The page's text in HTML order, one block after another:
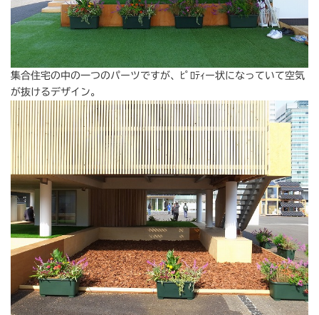
集合住宅の中の一つのパーツですが、ﾋﾟﾛﾃｨー状になっていて空気
が抜けるデザイン。